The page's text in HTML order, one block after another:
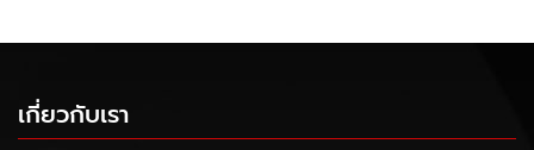
เกี่ยวกับเรา